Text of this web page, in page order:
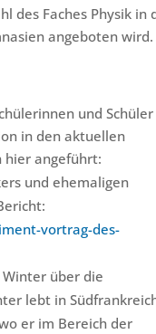
des Faches Physik
angeboten wird.
und Schüler
in den aktuellen
hier angeführt:
und ehemaligen
vortrag-des-
über die
lebt in
er im Bereich der